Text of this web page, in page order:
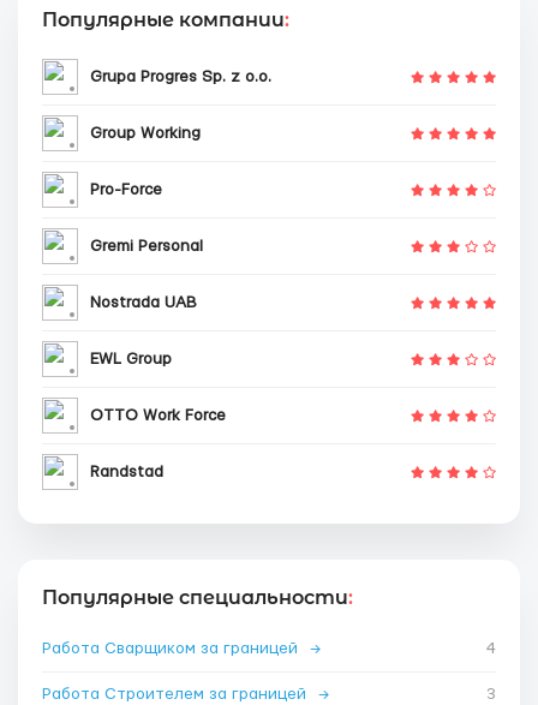
Популярные компании:
Grupa Progres Sp. z o.o.
Group Working
Pro-Force
Gremi Personal
Nostrada UAB
EWL Group
OTTO Work Force
Randstad
Популярные специальности:
Работа Сварщиком за границей → 4
Работа Строителем за границей → 3